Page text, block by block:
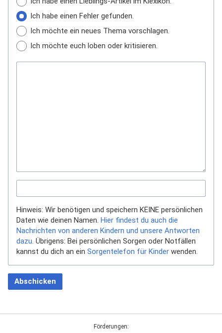
Ich habe einen Fehler gefunden.
Ich möchte ein neues Thema vorschlagen.
Ich möchte euch loben oder kritisieren.
Hinweis: Wir benötigen und speichern KEINE persönlichen
Daten wie deinen Namen. Hier findest du auch die
Nachrichten von anderen Kindern und unsere Antworten
dazu. Übrigens: Bei persönlichen Sorgen oder Notfällen
kannst du dich an ein Sorgentelefon für Kinder wenden.
Abschicken
Förderungen: